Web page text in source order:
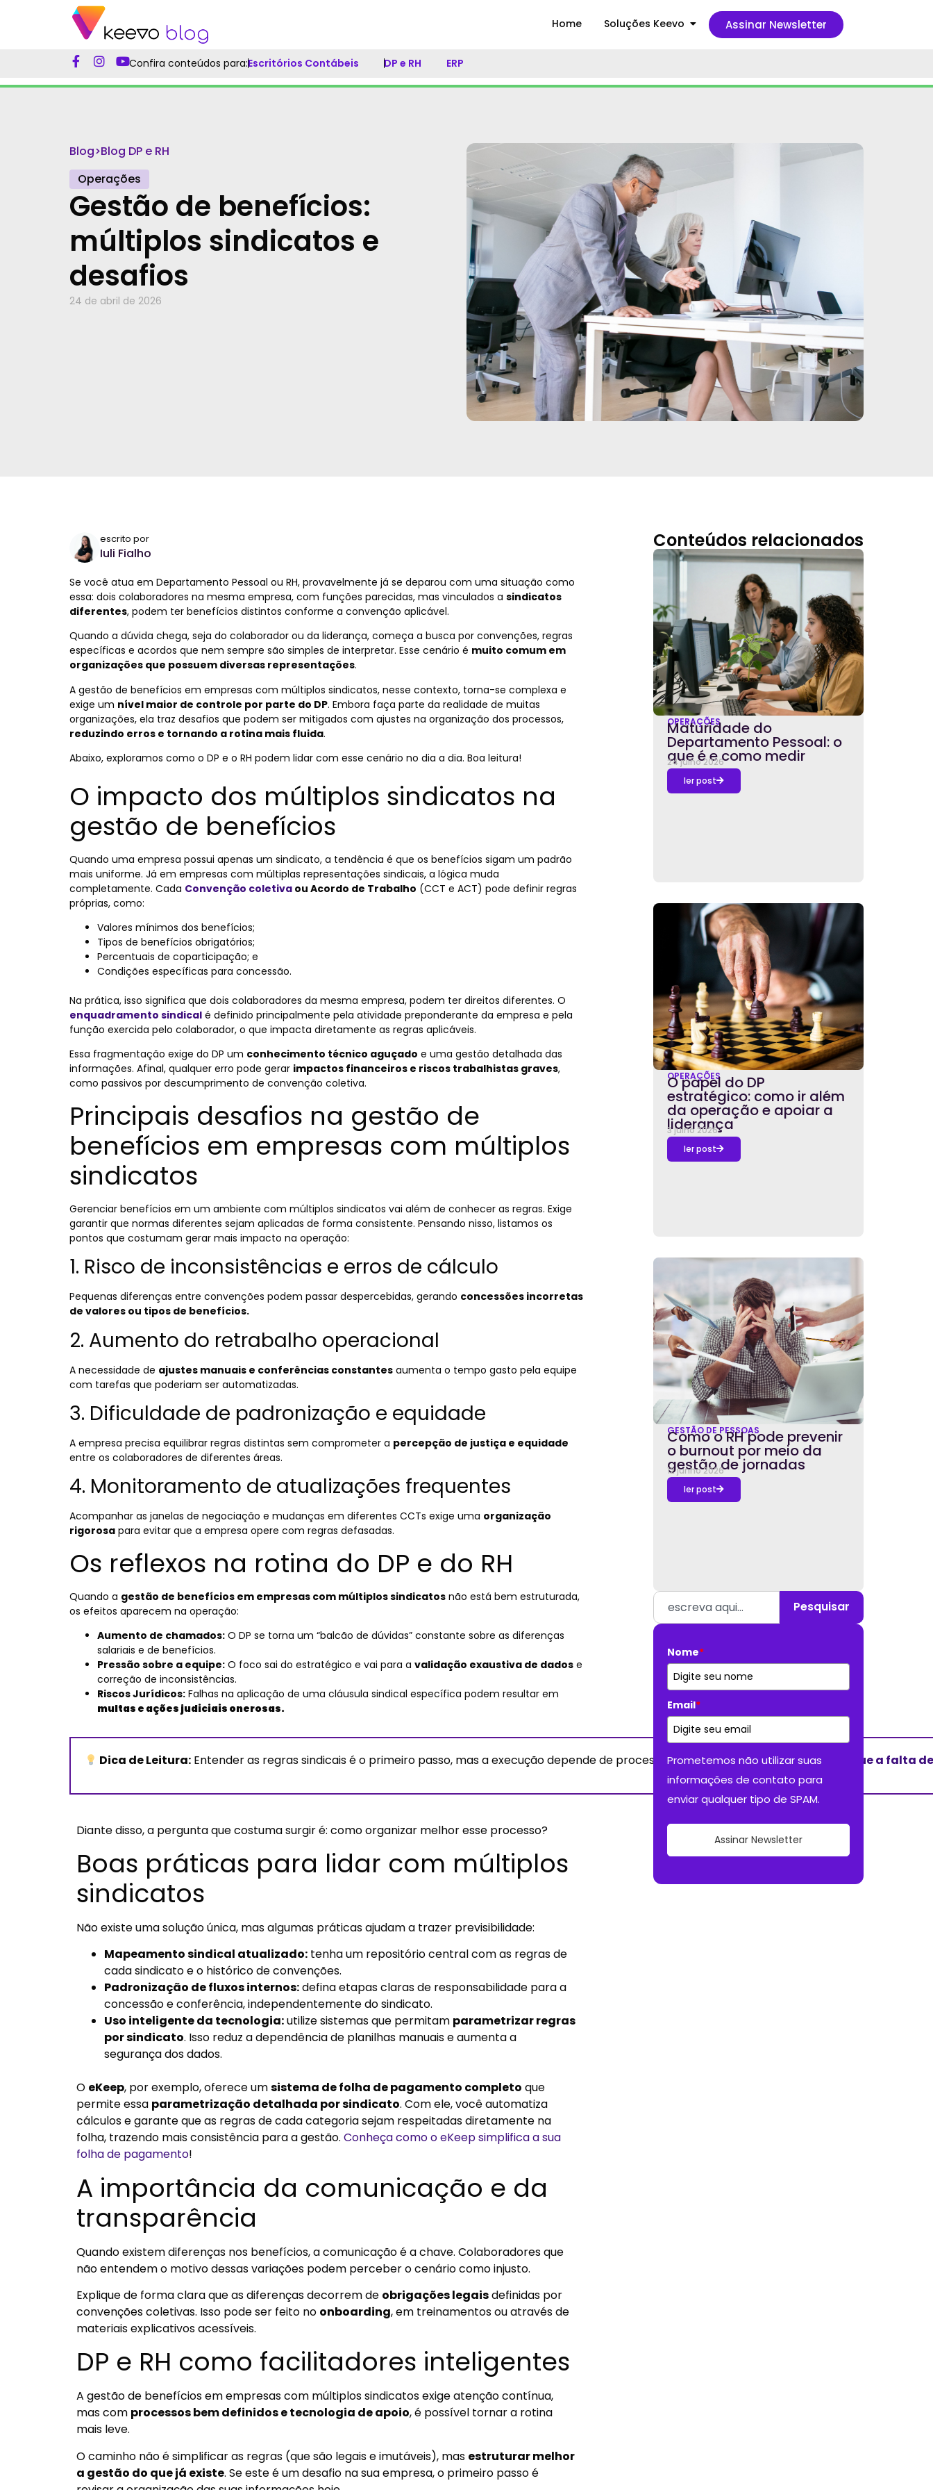
Home Soluções Keevo Assinar Newsletter
Confira conteúdos para:Escritórios Contábeis DP e RH ERP
Blog>Blog DP e RH
Operações
Gestão de benefícios:
múltiplos sindicatos e
desafios
24 de abril de 2026
escrito por
Iuli Fialho
Se você atua em Departamento Pessoal ou RH, provavelmente já se deparou com uma situação como
essa: dois colaboradores na mesma empresa, com funções parecidas, mas vinculados a sindicatos
diferentes, podem ter benefícios distintos conforme a convenção aplicável.
Quando a dúvida chega, seja do colaborador ou da liderança, começa a busca por convenções, regras
específicas e acordos que nem sempre são simples de interpretar. Esse cenário é muito comum em
organizações que possuem diversas representações.
A gestão de benefícios em empresas com múltiplos sindicatos, nesse contexto, torna-se complexa e
exige um nível maior de controle por parte do DP. Embora faça parte da realidade de muitas
organizações, ela traz desafios que podem ser mitigados com ajustes na organização dos processos,
reduzindo erros e tornando a rotina mais fluida.
Abaixo, exploramos como o DP e o RH podem lidar com esse cenário no dia a dia. Boa leitura!
O impacto dos múltiplos sindicatos na
gestão de benefícios
Quando uma empresa possui apenas um sindicato, a tendência é que os benefícios sigam um padrão
mais uniforme. Já em empresas com múltiplas representações sindicais, a lógica muda
completamente. Cada Convenção coletiva ou Acordo de Trabalho (CCT e ACT) pode definir regras
próprias, como:
Valores mínimos dos benefícios;
Tipos de benefícios obrigatórios;
Percentuais de coparticipação; e
Condições específicas para concessão.
Na prática, isso significa que dois colaboradores da mesma empresa, podem ter direitos diferentes. O
enquadramento sindical é definido principalmente pela atividade preponderante da empresa e pela
função exercida pelo colaborador, o que impacta diretamente as regras aplicáveis.
Essa fragmentação exige do DP um conhecimento técnico aguçado e uma gestão detalhada das
informações. Afinal, qualquer erro pode gerar impactos financeiros e riscos trabalhistas graves,
como passivos por descumprimento de convenção coletiva.
Principais desafios na gestão de
benefícios em empresas com múltiplos
sindicatos
Gerenciar benefícios em um ambiente com múltiplos sindicatos vai além de conhecer as regras. Exige
garantir que normas diferentes sejam aplicadas de forma consistente. Pensando nisso, listamos os
pontos que costumam gerar mais impacto na operação:
1. Risco de inconsistências e erros de cálculo
Pequenas diferenças entre convenções podem passar despercebidas, gerando concessões incorretas
de valores ou tipos de benefícios.
2. Aumento do retrabalho operacional
A necessidade de ajustes manuais e conferências constantes aumenta o tempo gasto pela equipe
com tarefas que poderiam ser automatizadas.
3. Dificuldade de padronização e equidade
A empresa precisa equilibrar regras distintas sem comprometer a percepção de justiça e equidade
entre os colaboradores de diferentes áreas.
4. Monitoramento de atualizações frequentes
Acompanhar as janelas de negociação e mudanças em diferentes CCTs exige uma organização
rigorosa para evitar que a empresa opere com regras defasadas.
Os reflexos na rotina do DP e do RH
Quando a gestão de benefícios em empresas com múltiplos sindicatos não está bem estruturada,
os efeitos aparecem na operação:
Aumento de chamados: O DP se torna um “balcão de dúvidas” constante sobre as diferenças
salariais e de benefícios.
Pressão sobre a equipe: O foco sai do estratégico e vai para a validação exaustiva de dados e
correção de inconsistências.
Riscos Jurídicos: Falhas na aplicação de uma cláusula sindical específica podem resultar em
multas e ações judiciais onerosas.
Dica de Leitura: Entender as regras sindicais é o primeiro passo, mas a execução depende de processos integrados. Descubra aqui por que a falta
Diante disso, a pergunta que costuma surgir é: como organizar melhor esse processo?
Boas práticas para lidar com múltiplos
sindicatos
Não existe uma solução única, mas algumas práticas ajudam a trazer previsibilidade:
Mapeamento sindical atualizado: tenha um repositório central com as regras de
cada sindicato e o histórico de convenções.
Padronização de fluxos internos:defina etapas claras de responsabilidade para a
concessão e conferência, independentemente do sindicato.
Uso inteligente da tecnologia:utilize sistemas que permitam parametrizar regras
por sindicato. Isso reduz a dependência de planilhas manuais e aumenta a
segurança dos dados.
O eKeep, por exemplo, oferece umsistema de folha de pagamento completo que
permite essa parametrização detalhada por sindicato. Com ele, você automatiza
cálculos e garante que as regras de cada categoria sejam respeitadas diretamente na
folha, trazendo mais consistência para a gestão. Conheça como o eKeep simplifica a sua
folha de pagamento!
A importância da comunicação e da
transparência
Quando existem diferenças nos benefícios, a comunicação é a chave. Colaboradores que
não entendem o motivo dessas variações podem perceber o cenário como injusto.
Explique de forma clara que as diferenças decorrem de obrigações legaisdefinidas por
convenções coletivas. Isso pode ser feito no onboarding, em treinamentos ou através de
materiais explicativos acessíveis.
DP e RH como facilitadores inteligentes
A gestão de benefícios em empresas com múltiplos sindicatos exige atenção contínua,
mas com processos bem definidos e tecnologia de apoio, é possível tornar a rotina
mais leve.
O caminho não é simplificar as regras (que são legais e imutáveis), mas estruturar melhor
a gestão do que já existe. Se este é um desafio na sua empresa, o primeiro passo é
Conteúdos relacionados
OPERAÇÕES
Maturidade do
Departamento Pessoal: o
que é e como medir
24 julho 2026
ler post
OPERAÇÕES
O papel do DP
estratégico: como ir além
da operação e apoiar a
liderança
3 julho 2026
ler post
GESTÃO DE PESSOAS
Como o RH pode prevenir
o burnout por meio da
gestão de jornadas
12 junho 2026
ler post
Pesquisar
Nome*
Email*
Prometemos não utilizar suas
informações de contato para
enviar qualquer tipo de SPAM.
Assinar Newsletter